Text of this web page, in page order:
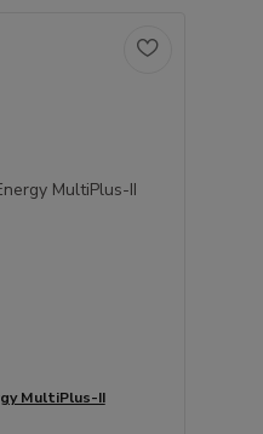
MultiPlus-II